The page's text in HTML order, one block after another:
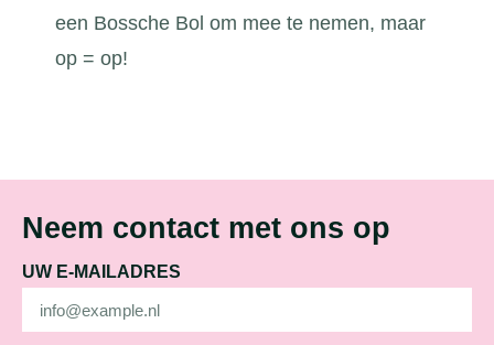
een Bossche Bol om mee te nemen, maar
op = op!
Neem contact met ons op
UW E-MAILADRES